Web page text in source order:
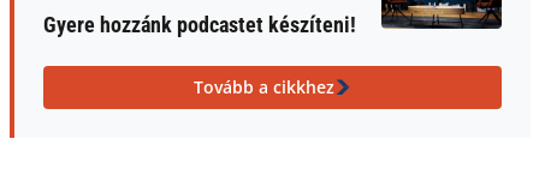
Gyere hozzánk podcastet készíteni!
Tovább a cikkhez